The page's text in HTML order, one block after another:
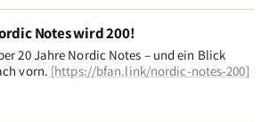
Notes wird 200!
20 Jahre Nordic Notes – und ein Blick
vorn. [https://bfan.link/nordic-notes-200]